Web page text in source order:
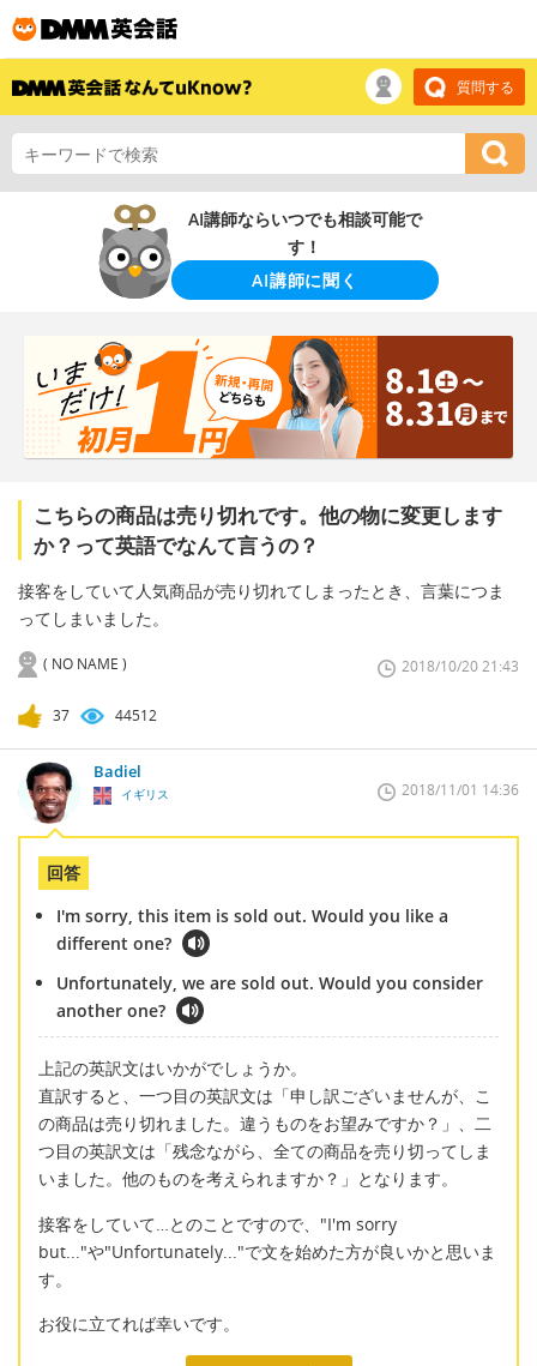
質問する
AI講師ならいつでも相談可能で
す！
AI講師に聞く
こちらの商品は売り切れです。他の物に変更します
か？って英語でなんて言うの？
接客をしていて人気商品が売り切れてしまったとき、言葉につま
ってしまいました。
( NO NAME ) 2018/10/20 21:43
37 44512
Badiel
イギリス 2018/11/01 14:36
回答
I'm sorry, this item is sold out. Would you like a
different one?
Unfortunately, we are sold out. Would you consider
another one?
上記の英訳文はいかがでしょうか。
直訳すると、一つ目の英訳文は「申し訳ございませんが、こ
の商品は売り切れました。違うものをお望みですか？」、二
つ目の英訳文は「残念ながら、全ての商品を売り切ってしま
いました。他のものを考えられますか？」となります。
接客をしていて…とのことですので、"I'm sorry
but..."や"Unfortunately..."で文を始めた方が良いかと思いま
す。
お役に立てれば幸いです。